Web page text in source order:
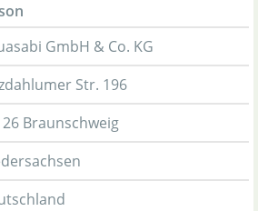
GmbH & Co. KG
Str. 196
Braunschweig